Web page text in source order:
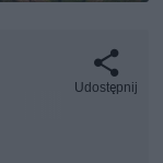
Udostępnij